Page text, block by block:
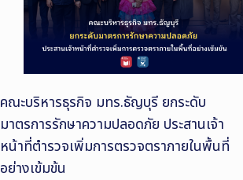
คณะบริหารธุรกิจ มทร.ธัญบุรี ยกระดับ
มาตรการรักษาความปลอดภัย ประสานเจ้า
หน้าที่ตำรวจเพิ่มการตรวจตราภายในพื้นที่
อย่างเข้มข้น